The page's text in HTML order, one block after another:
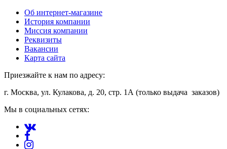
Об интернет-магазине
История компании
Миссия компании
Реквизиты
Вакансии
Карта сайта
Приезжайте к нам по адресу:
г. Москва, ул. Кулакова, д. 20, стр. 1А (только выдача заказов)
Мы в социальных сетях: